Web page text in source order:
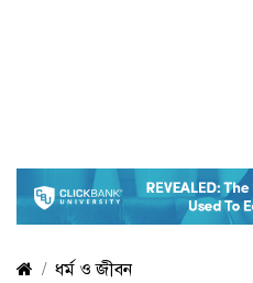
ধর্ম ও জীবন